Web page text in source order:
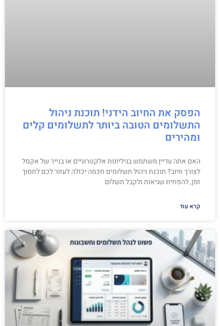
הפסק את החיוב הידני! תוכנת ניהול
התשלומים הטובה ביותר לתשלומים קלים
ומהירים
האם אתה עדיין משתמש בגיליונות אלקטרוניים או בנייר של אקסל
לצורך חיוב? תוכנת ניהול תשלומים חכמה יכולה לעזור לכם לחסוך
זמן, להפחית שגיאות ולקבל תשלום
קרא עוד